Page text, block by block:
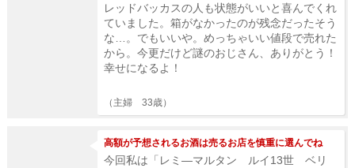
レッドバッカスの人も状態がいいと喜んでくれ
ていました。箱がなかったのが残念だったそう
な…。でもいいや。めっちゃいい値段で売れた
から。今更だけど謎のおじさん、ありがとう！
幸せになるよ！
（主婦 33歳）
高額が予想されるお酒は売るお店を慎重に選んでね
今回私は「レミ―マルタン ルイ13世 ベリ